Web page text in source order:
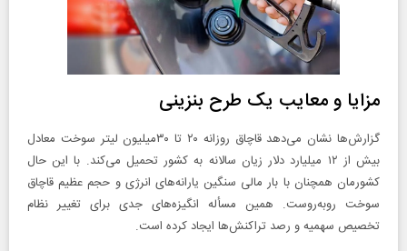
مزایا و معایب یک طرح بنزینی
گزارش‌ها نشان می‌دهد قاچاق روزانه ۲۰ تا ۳۰میلیون لیتر سوخت معادل
بیش از ۱۲ میلیارد دلار زیان سالانه به کشور تحمیل می‌کند. با این حال
کشورمان همچنان با بار مالی سنگین یارانه‌های انرژی و حجم عظیم قاچاق
سوخت روبه‌روست. همین مسأله انگیزه‌های جدی برای تغییر نظام
تخصیص سهمیه و رصد تراکنش‌ها ایجاد کرده است.